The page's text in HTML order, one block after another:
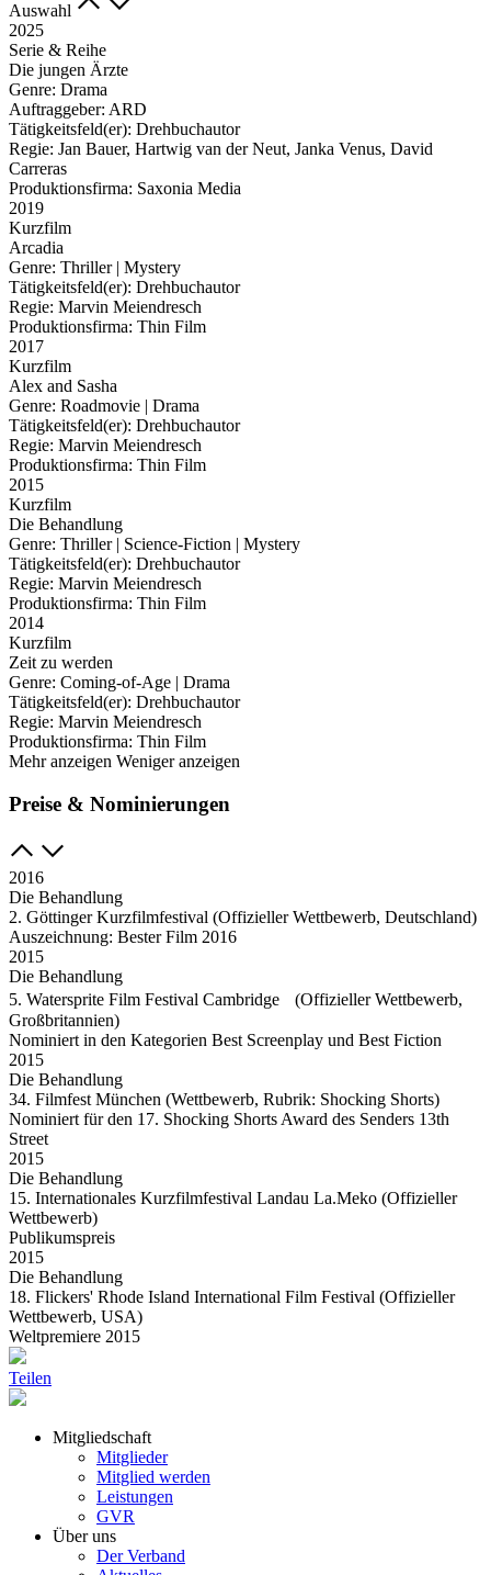
Auswahl
2025
Serie & Reihe
Die jungen Ärzte
Genre: Drama
Auftraggeber: ARD
Tätigkeitsfeld(er): Drehbuchautor
Regie: Jan Bauer, Hartwig van der Neut, Janka Venus, David
Carreras
Produktionsfirma: Saxonia Media
2019
Kurzfilm
Arcadia
Genre: Thriller | Mystery
Tätigkeitsfeld(er): Drehbuchautor
Regie: Marvin Meiendresch
Produktionsfirma: Thin Film
2017
Kurzfilm
Alex and Sasha
Genre: Roadmovie | Drama
Tätigkeitsfeld(er): Drehbuchautor
Regie: Marvin Meiendresch
Produktionsfirma: Thin Film
2015
Kurzfilm
Die Behandlung
Genre: Thriller | Science-Fiction | Mystery
Tätigkeitsfeld(er): Drehbuchautor
Regie: Marvin Meiendresch
Produktionsfirma: Thin Film
2014
Kurzfilm
Zeit zu werden
Genre: Coming-of-Age | Drama
Tätigkeitsfeld(er): Drehbuchautor
Regie: Marvin Meiendresch
Produktionsfirma: Thin Film
Mehr anzeigen Weniger anzeigen
Preise & Nominierungen
2016
Die Behandlung
2. Göttinger Kurzfilmfestival (Offizieller Wettbewerb, Deutschland)
Auszeichnung: Bester Film 2016
2015
Die Behandlung
5. Watersprite Film Festival Cambridge (Offizieller Wettbewerb,
Großbritannien)
Nominiert in den Kategorien Best Screenplay und Best Fiction
2015
Die Behandlung
34. Filmfest München (Wettbewerb, Rubrik: Shocking Shorts)
Nominiert für den 17. Shocking Shorts Award des Senders 13th
Street
2015
Die Behandlung
15. Internationales Kurzfilmfestival Landau La.Meko (Offizieller
Wettbewerb)
Publikumspreis
2015
Die Behandlung
18. Flickers' Rhode Island International Film Festival (Offizieller
Wettbewerb, USA)
Weltpremiere 2015
Teilen
Mitgliedschaft
Mitglieder
Mitglied werden
Leistungen
GVR
Über uns
Der Verband